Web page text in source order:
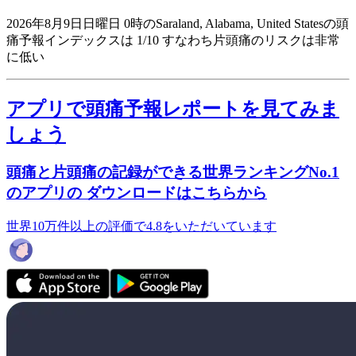
2026年8月9日日曜日 0時のSaraland, Alabama, United Statesの頭
痛予報インデックスは 1/10 すなわち片頭痛のリスクは非常
に低い
アプリで頭痛予報レポートを見てみま
しょう
頭痛と片頭痛の記録ができる世界ランキングNo.1
のアプリの ダウンロードはこちらから
世界10万件以上の評価で4.8をいただいています